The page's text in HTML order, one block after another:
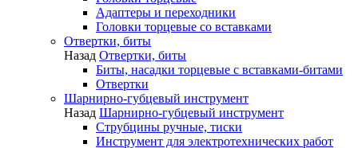
Адаптеры и переходники
Головки торцевые со вставками
Отвертки, биты
Назад Отвертки, биты
Биты, насадки торцевые с вставками-битами
Отвертки
Шарнирно-губцевый инструмент
Назад Шарнирно-губцевый инструмент
Струбцины ручные, тиски
Инструмент для электротехнических работ